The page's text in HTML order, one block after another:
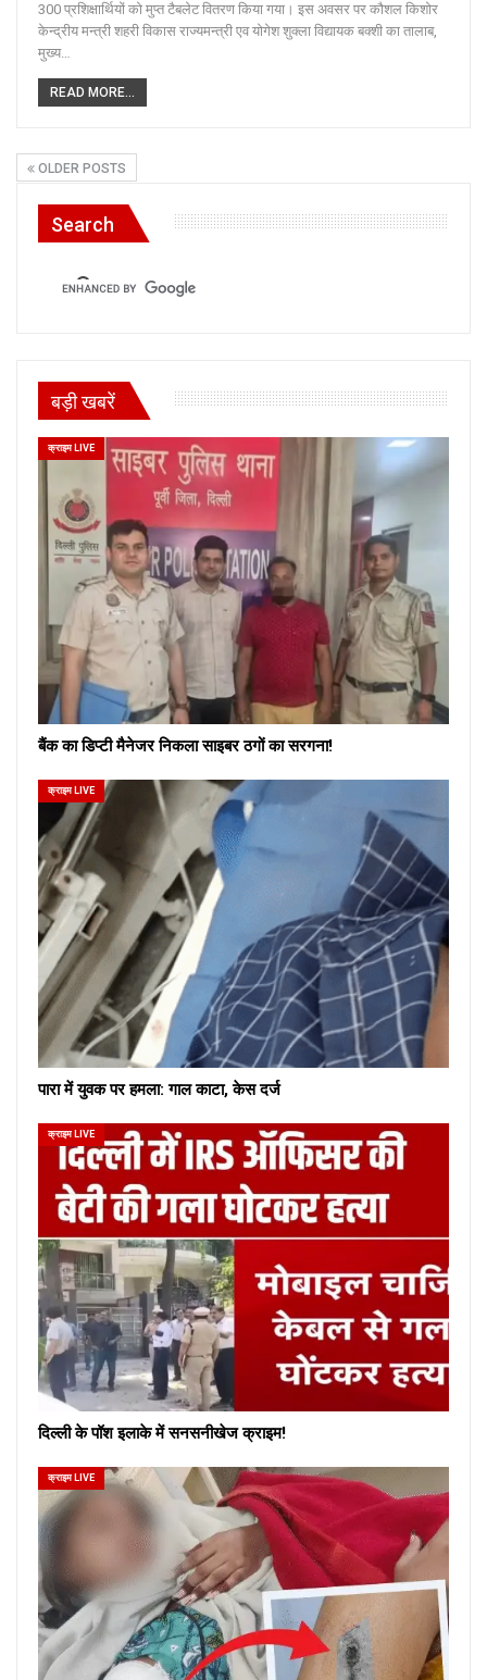
300 प्रशिक्षार्थियों को मुप्त टैबलेट वितरण किया गया। इस अवसर पर कौशल किशोर
केन्द्रीय मन्त्री शहरी विकास राज्यमन्त्री एव योगेश शुक्ला विद्यायक बक्शी का तालाब,
मुख्य…
READ MORE...
OLDER POSTS
Search
बड़ी खबरें
क्राइम LIVE
बैंक का डिप्टी मैनेजर निकला साइबर ठगों का सरगना!
क्राइम LIVE
पारा में युवक पर हमला: गाल काटा, केस दर्ज
क्राइम LIVE
दिल्ली के पॉश इलाके में सनसनीखेज क्राइम!
क्राइम LIVE